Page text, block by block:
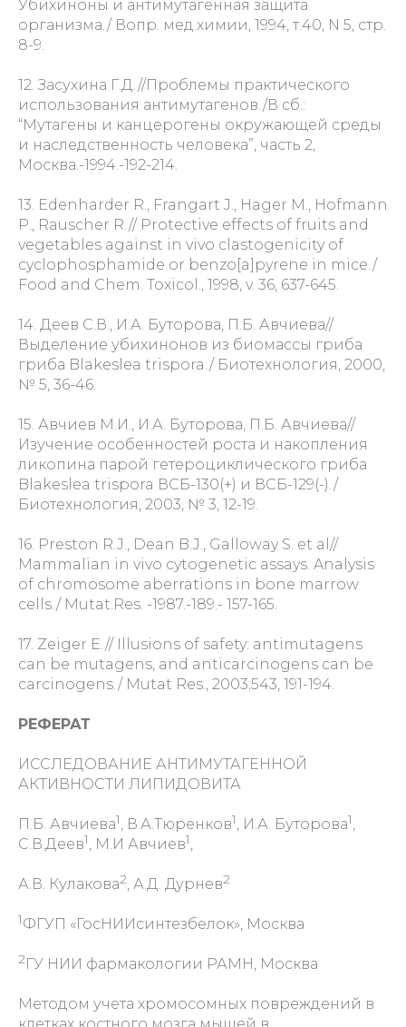
Убихиноны и антимутагенная защита
организма./ Вопр. мед.химии, 1994, т.40, N 5, стр.
8-9.
12. Засухина Г.Д.//Проблемы практического
использования антимутагенов./В сб.:
“Мутагены и канцерогены окружающей среды
и наследственность человека”, часть 2,
Москва.-1994.-192-214.
13. Edenharder R., Frangart J., Hager M., Hofmann
P., Rauscher R.// Protective effects of fruits and
vegetables against in vivo clastogenicity of
cyclophosphamide or benzo[a]pyrene in mice./
Food and Chem. Toxicol., 1998, v. 36, 637-645.
14. Деев С.В., И.А. Буторова, П.Б. Авчиева//
Выделение убихинонов из биомассы гриба
гриба Blakeslea trispora./ Биотехнология, 2000,
№ 5, 36-46.
15. Авчиев М.И., И.А. Буторова, П.Б. Авчиева//
Изучение особенностей роста и накопления
ликопина парой гетероциклического гриба
Blakeslea trispora ВСБ-130(+) и ВСБ-129(-)./
Биотехнология, 2003, № 3, 12-19.
16. Preston R.J., Dean B.J., Galloway S. et al//
Mammalian in vivo cytogenetic assays. Analysis
of chromosome aberrations in bone marrow
cells./ Mutat.Res. -1987.-189.- 157-165.
17. Zeiger E.// Illusions of safety: antimutagens
can be mutagens, and anticarcinogens can be
carcinogens./ Mutat Res., 2003;543, 191-194.
РЕФЕРАТ
ИССЛЕДОВАНИЕ АНТИМУТАГЕННОЙ
АКТИВНОСТИ ЛИПИДОВИТА
П.Б. Авчиева1, В.А.Тюренков1, И.А. Буторова1,
С.В.Деев1, М.И Авчиев1,
А.В. Кулакова2, А.Д. Дурнев2
1ФГУП «ГосНИИсинтезбелок», Москва
2ГУ НИИ фармакологии РАМН, Москва
Методом учета хромосомных повреждений в